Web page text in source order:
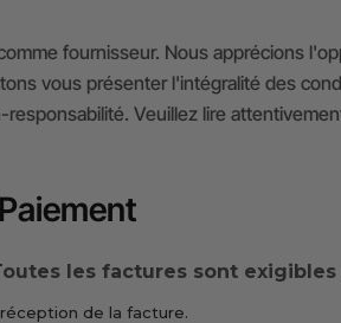
fournisseur. Nous apprécions
vous présenter l'intégralité des
responsabilité. Veuillez lire
les factures sont
de la facture.